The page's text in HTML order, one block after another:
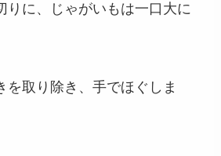
りに、じゃがいもは一口大に
を取り除き、手でほぐしま